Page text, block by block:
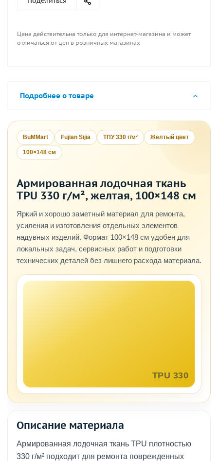
Цена действительна только для интернет-магазина и может
отличаться от цен в розничных магазинах
Подробнее о товаре
BuMMart Fujian Sijia ТПУ 330 г/м² Желтый цвет
100×148 см
Армированная лодочная ткань
TPU 330 г/м², желтая, 100×148 см
Яркий и хорошо заметный материал для ремонта,
усиления и изготовления отдельных элементов
надувных изделий. Формат 100×148 см удобен для
локальных задач, сервисных работ и подготовки
технических деталей без лишнего расхода материала.
Описание материала
Армированная лодочная ткань TPU плотностью
330 г/м² подходит для ремонта поврежденных